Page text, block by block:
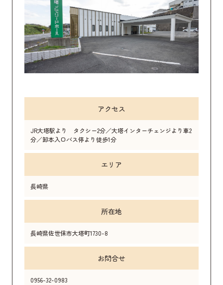
アクセス
JR大塔駅より タクシー2分／大塔インターチェンジより車2
分／卸本入口バス停より徒歩1分
エリア
長崎県
所在地
長崎県佐世保市大塔町1730-8
お問合せ
0956-32-0983